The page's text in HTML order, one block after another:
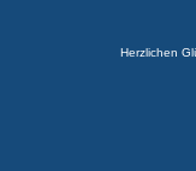
Herzlichen